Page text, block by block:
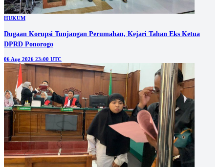
HUKUM
Dugaan Korupsi Tunjangan Perumahan, Kejari Tahan Eks Ketua
DPRD Ponorogo
06 Aug 2026 23:00 UTC